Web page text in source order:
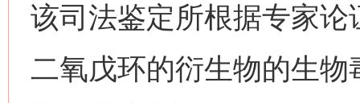
该司法鉴定所根据专家
二氧戊环的衍生物的生